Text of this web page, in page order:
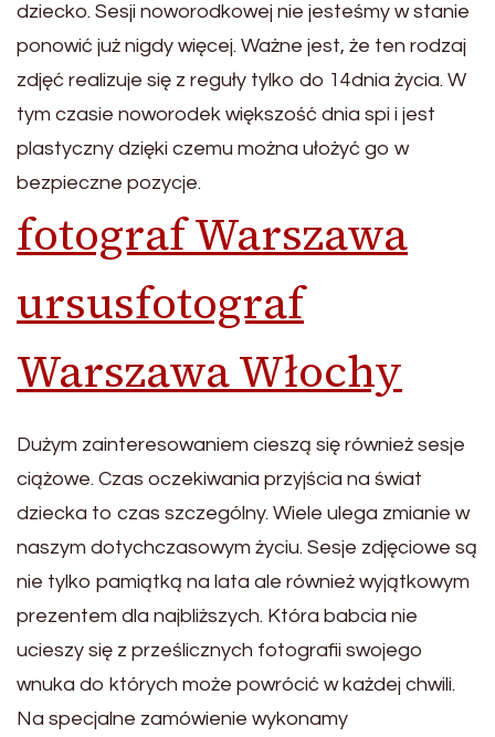
dziecko. Sesji noworodkowej nie jesteśmy w stanie
ponowić już nigdy więcej. Ważne jest, że ten rodzaj
zdjęć realizuje się z reguły tylko do 14dnia życia. W
tym czasie noworodek większość dnia spi i jest
plastyczny dzięki czemu można ułożyć go w
bezpieczne pozycje.
fotograf Warszawa
ursusfotograf
Warszawa Włochy
Dużym zainteresowaniem cieszą się również sesje
ciążowe. Czas oczekiwania przyjścia na świat
dziecka to czas szczególny. Wiele ulega zmianie w
naszym dotychczasowym życiu. Sesje zdjęciowe są
nie tylko pamiątką na lata ale również wyjątkowym
prezentem dla najbliższych. Która babcia nie
ucieszy się z prześlicznych fotografii swojego
wnuka do których może powrócić w każdej chwili.
Na specjalne zamówienie wykonamy